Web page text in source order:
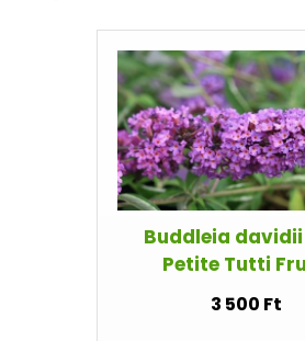
Buddleia davidii
Petite Tutti
3 500 Ft